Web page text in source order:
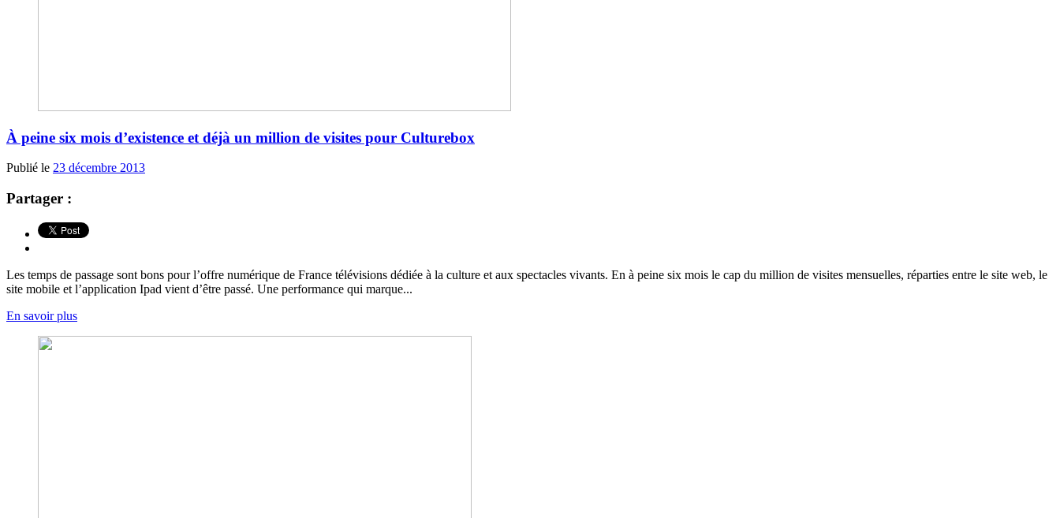
À peine six mois d’existence et déjà un million de visites pour Culturebox
Publié le 23 décembre 2013
Partager :
Les temps de passage sont bons pour l’offre numérique de France télévisions dédiée à la culture et aux spectacles vivants. En à peine six mois le cap du million de visites mensuelles, réparties entre le site web, le
site mobile et l’application Ipad vient d’être passé. Une performance qui marque...
En savoir plus